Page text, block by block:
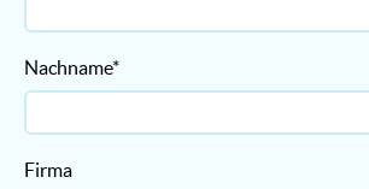
Nachname*
Firma